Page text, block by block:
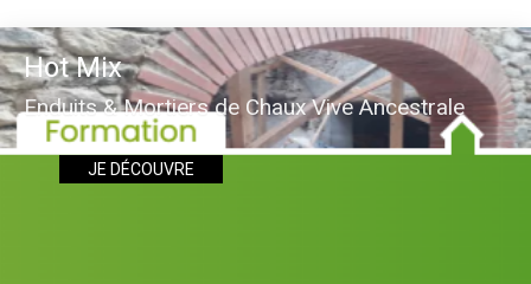
Hot Mix
Enduits & Mortiers de Chaux Vive Ancestrale
JE DÉCOUVRE